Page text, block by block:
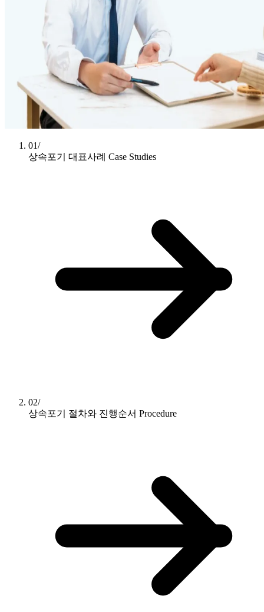
01/
상속포기 대표사례 Case Studies
02/
상속포기 절차와 진행순서 Procedure